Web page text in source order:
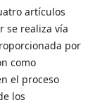
artículos
se realiza vía
por
como
el proceso
los